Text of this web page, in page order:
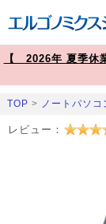
【 2026年 夏季休
TOP > ノートパソコ
レビュー：